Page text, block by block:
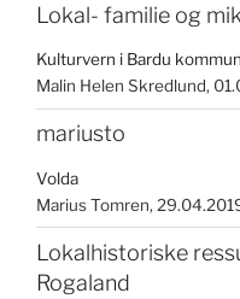
Lokal- familie og
Kulturvern i Bardu
Malin Helen Skredlund
mariusto
Volda
Marius Tomren
Lokalhistoriske
Rogaland